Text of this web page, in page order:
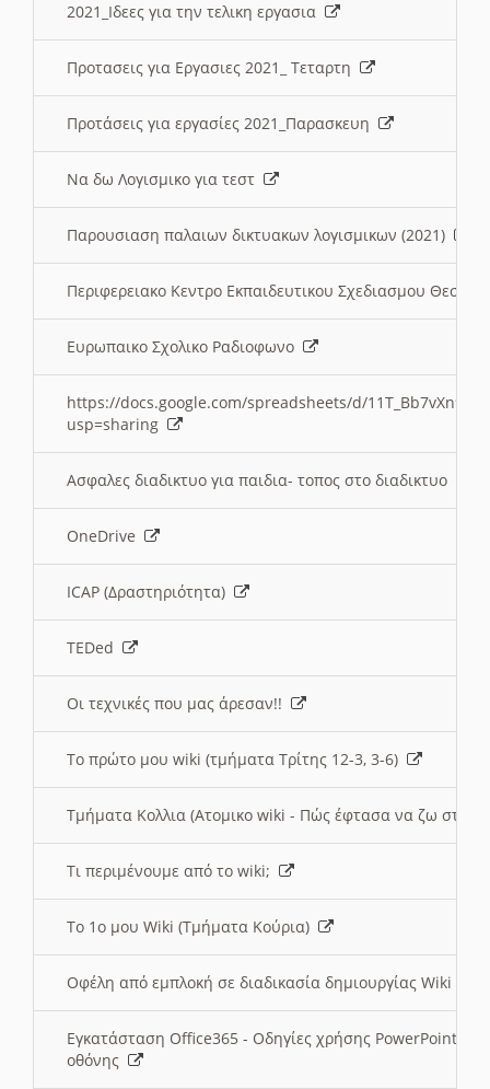
2021_Ιδεες για την τελικη εργασια
Προτασεις για Εργασιες 2021_ Τεταρτη
Προτάσεις για εργασίες 2021_Παρασκευη
Να δω Λογισμικο για τεστ
Παρουσιαση παλαιων δικτυακων λογισμικων (2021)
Περιφερειακο Κεντρο Εκπαιδευτικου Σχεδιασμου
Ευρωπαικο Σχολικο Ραδιοφωνο
https://docs.google.com/spreadsheets/d/
usp=sharing
Ασφαλες διαδικτυο για παιδια- τοπος στο διαδικτυο
OneDrive
ICAP (Δραστηριότητα)
TEDed
Οι τεχνικές που μας άρεσαν!!
Το πρώτο μου wiki (τμήματα Τρίτης 12-3, 3-6)
Τμήματα Κολλια (Ατομικο wiki - Πώς έφτασα να ζω στην
Τι περιμένουμε από το wiki;
Το 1ο μου Wiki (Τμήματα Κούρια)
Οφέλη από εμπλοκή σε διαδικασία δημιουργίας Wiki
Εγκατάσταση Office365 - Οδηγίες χρήσης PowerPoint
οθόνης